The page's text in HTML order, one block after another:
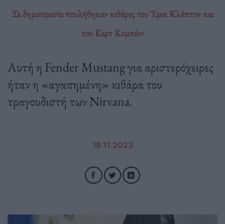
Σε δημοπρασία πουλήθηκαν κιθάρες του Έρικ Κλάπτον και
του Κερτ Κομπέιν
Αυτή η Fender Mustang για αριστερόχειρες
ήταν η «αγαπημένη» κιθάρα του
τραγουδιστή των Nirvana.
18.11.2023